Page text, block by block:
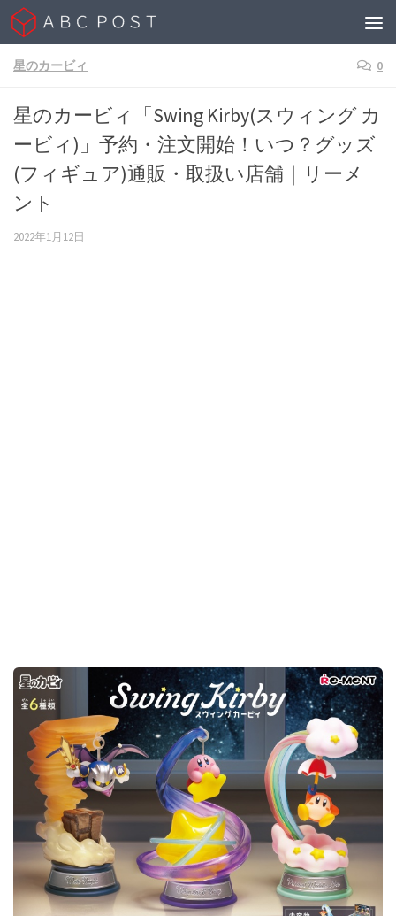
Skip to content
星のカービィ 0
星のカービィ「Swing Kirby(スウィング カ
ービィ)」予約・注文開始！いつ？グッズ
(フィギュア)通販・取扱い店舗｜リーメ
ント
2022年1月12日